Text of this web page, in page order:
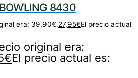
8430
era: 39,90€.27,95€El precio actual
original era:
€El precio actual es: